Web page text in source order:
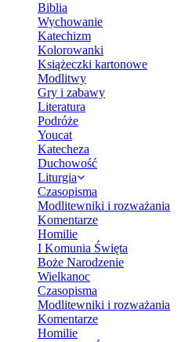
Biblia
Wychowanie
Katechizm
Kolorowanki
Książeczki kartonowe
Modlitwy
Gry i zabawy
Literatura
Podróże
Youcat
Katecheza
Duchowość
Liturgia
Czasopisma
Modlitewniki i rozważania
Komentarze
Homilie
I Komunia Święta
Boże Narodzenie
Wielkanoc
Czasopisma
Modlitewniki i rozważania
Komentarze
Homilie